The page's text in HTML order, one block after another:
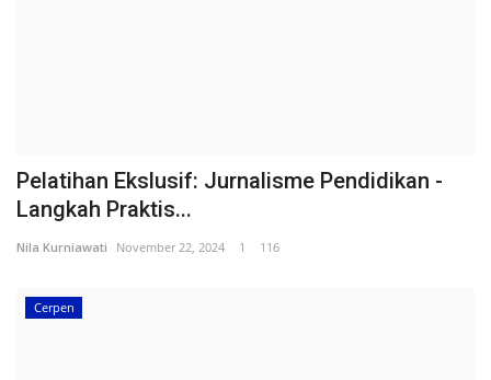
Pelatihan Ekslusif: Jurnalisme Pendidikan -
Langkah Praktis...
Nila Kurniawati November 22, 2024 1 116
Cerpen